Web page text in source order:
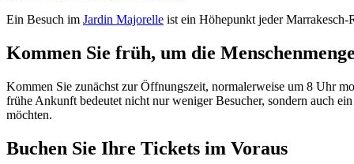
Ein Besuch im Jardin Majorelle ist ein Höhepunkt jeder Marrakesch-
Kommen Sie früh, um die
Kommen Sie zunächst zur Öffnungszeit, normalerweise um 8 Uhr
frühe Ankunft bedeutet nicht nur weniger Besucher, sondern auch
möchten.
Buchen Sie Ihre Tickets im Voraus